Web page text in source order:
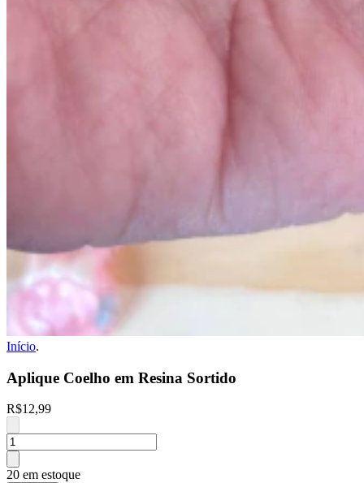
Início.
Aplique Coelho em Resina Sortido
R$12,99
20 em estoque